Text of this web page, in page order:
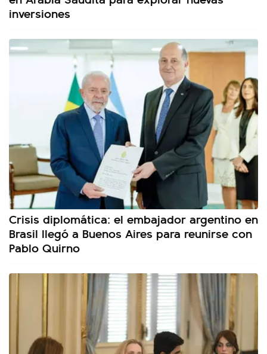
inversiones
Crisis diplomática: el embajador argentino en
Brasil llegó a Buenos Aires para reunirse con
Pablo Quirno